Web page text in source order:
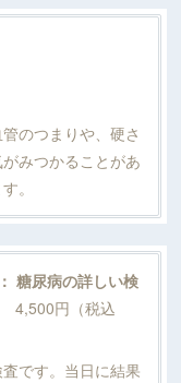
のつまりや、硬さ
みつかることがあ
。
糖尿病の詳しい検
税込
です。当日に結果